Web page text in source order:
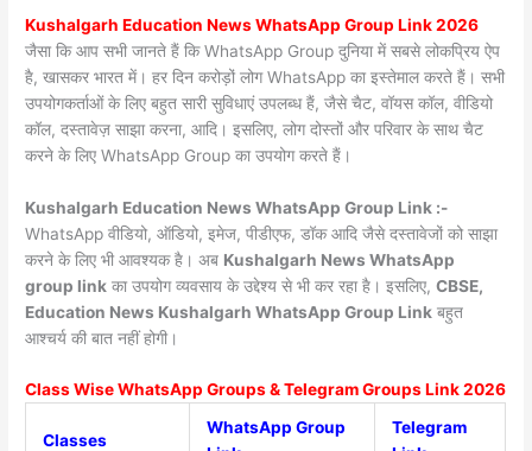
KushalgarhEducation News WhatsApp Group Link 2026
जैसा कि आप सभी जानते हैं कि WhatsApp Group दुनिया में सबसे लोकप्रिय ऐप
है, खासकर भारत में। हर दिन करोड़ों लोग WhatsApp का इस्तेमाल करते हैं। सभी
उपयोगकर्ताओं के लिए बहुत सारी सुविधाएं उपलब्ध हैं, जैसे चैट, वॉयस कॉल, वीडियो
कॉल, दस्तावेज़ साझा करना, आदि। इसलिए, लोग दोस्तों और परिवार के साथ चैट
करने के लिए WhatsApp Group का उपयोग करते हैं।
Kushalgarh Education News WhatsApp Group Link :-
WhatsApp वीडियो, ऑडियो, इमेज, पीडीएफ, डॉक आदि जैसे दस्तावेजों को साझा
करने के लिए भी आवश्यक है। अब Kushalgarh NewsWhatsApp
group link का उपयोग व्यवसाय के उद्देश्य से भी कर रहा है। इसलिए,CBSE,
Education News Kushalgarh WhatsApp Group Link बहुत
आश्चर्य की बात नहीं होगी।
Class Wise WhatsApp Groups & Telegram Groups Link 2026
Classes
WhatsApp Group
Telegram